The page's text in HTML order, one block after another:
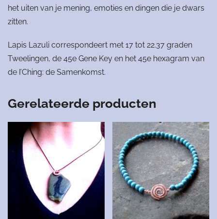
het uiten van je mening, emoties en dingen die je dwars
zitten.
Lapis Lazuli correspondeert met 17 tot 22.37 graden
Tweelingen, de 45e Gene Key en het 45e hexagram van
de I’Ching: de Samenkomst.
Gerelateerde producten